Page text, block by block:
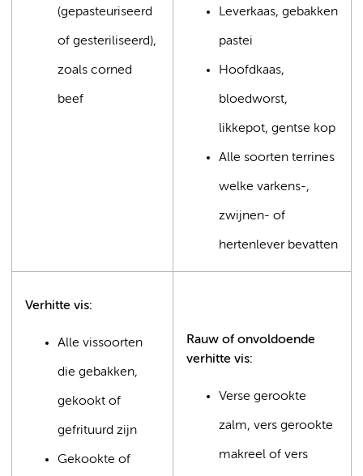
(gepasteuriseerd
of gesteriliseerd),
zoals corned
beef
Leverkaas, gebakken
pastei
Hoofdkaas,
bloedworst,
likkepot, gentse kop
Alle soorten terrines
welke varkens-,
zwijnen- of
hertenlever bevatten
Verhitte vis:
Alle vissoorten
die gebakken,
gekookt of
gefrituurd zijn
Gekookte of
Rauw of onvoldoende
verhitte vis:
Verse gerookte
zalm, vers gerookte
makreel of vers